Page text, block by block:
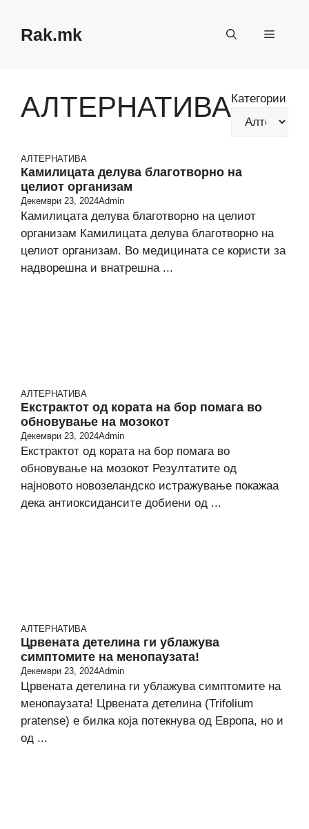
contentRak.mk Menu
АЛТЕРНАТИВАКатегории
АЛТЕРНАТИВА
Камилицата делува благотворно на
целиот организам
Декември 23, 2024Admin
Камилицата делува благотворно на целиот
организам Камилицата делува благотворно на
целиот организам. Во медицината се користи за
надворешна и внатрешна ...
АЛТЕРНАТИВА
Екстрактот од кората на бор помага во
обновување на мозокот
Декември 23, 2024Admin
Екстрактот од кората на бор помага во
обновување на мозокот Резултатите од
најновото новозеландско истражување покажаа
дека антиоксидансите добиени од ...
АЛТЕРНАТИВА
Црвената детелина ги ублажува
симптомите на менопаузата!
Декември 23, 2024Admin
Црвената детелина ги ублажува симптомите на
менопаузата! Црвената детелина (Trifolium
pratense) е билка која потекнува од Европа, но и
од ...